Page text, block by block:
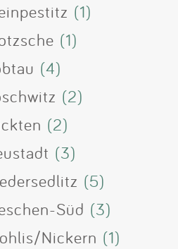
(1)
(1)
(4)
(2)
(2)
(3)
(5)
Süd (3)
Nickern (1)